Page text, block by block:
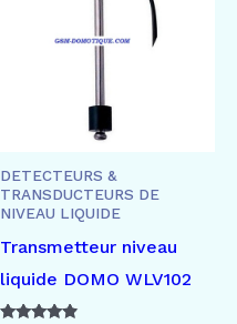
DETECTEURS &
TRANSDUCTEURS DE
NIVEAU LIQUIDE
Transmetteur niveau
liquide DOMO WLV102